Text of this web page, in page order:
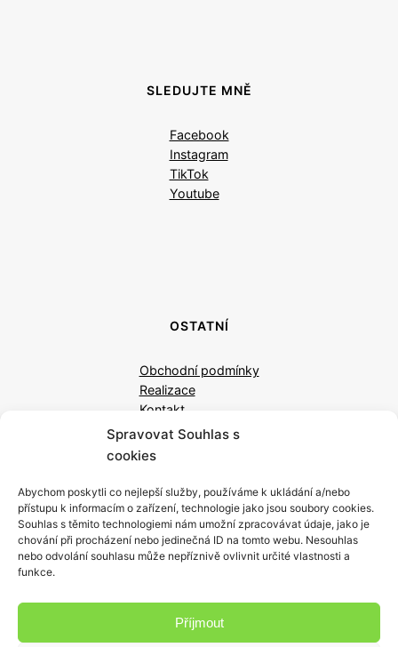
Spravovat Souhlas s
cookies
Abychom poskytli co nejlepší služby, používáme k ukládání a/nebo
přístupu k informacím o zařízení, technologie jako jsou soubory cookies.
Souhlas s těmito technologiemi nám umožní zpracovávat údaje, jako je
chování při procházení nebo jedinečná ID na tomto webu. Nesouhlas
nebo odvolání souhlasu může nepříznivě ovlivnit určité vlastnosti a
funkce.
Příjmout
SLEDUJTE MNĚ
Facebook
Instagram
TikTok
Youtube
OSTATNÍ
Obchodní podmínky
Realizace
Kontakt